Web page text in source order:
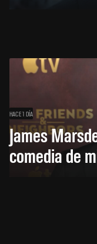
HACE 1 DÍA
James
comedia de